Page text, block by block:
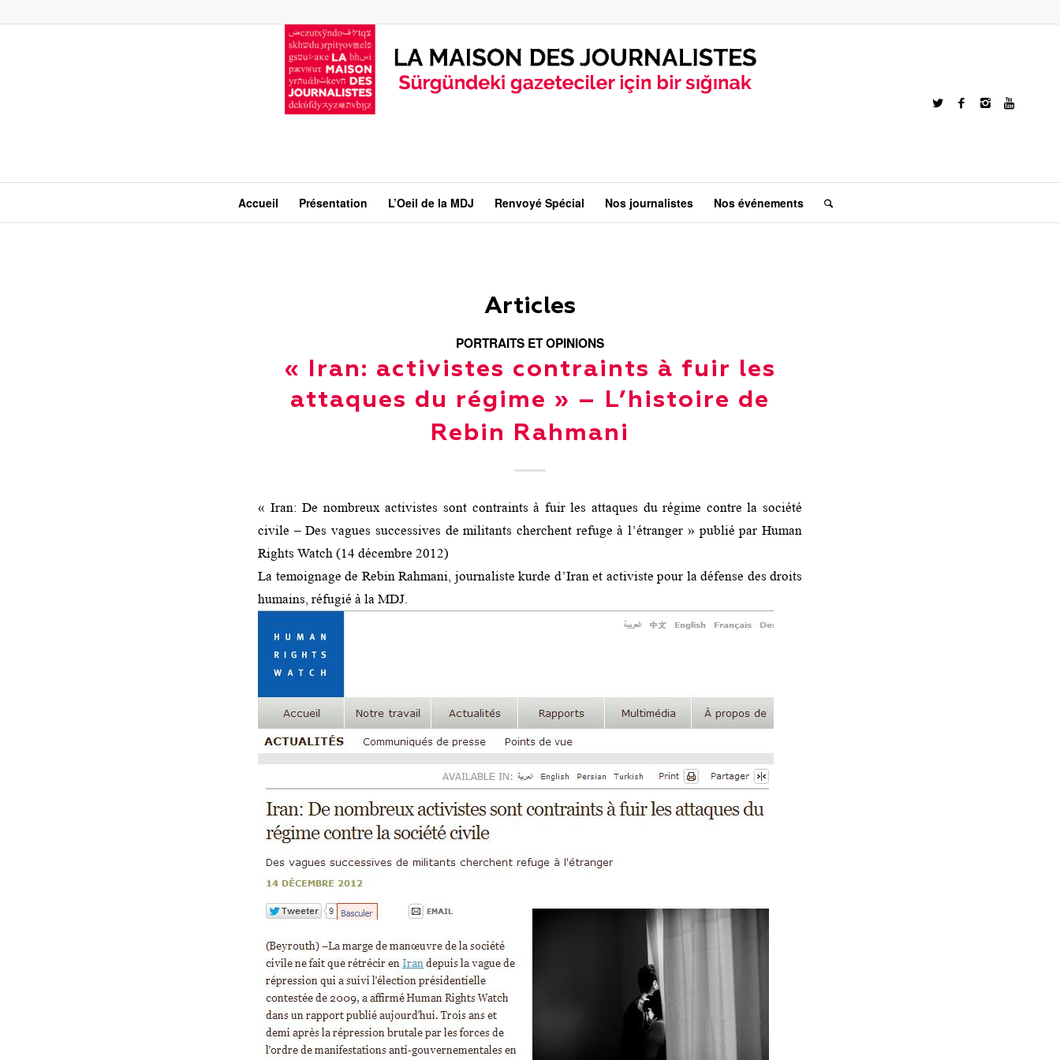
Accueil Présentation L’Oeil de la MDJ Renvoyé Spécial Nos journalistes Nos événements
Articles
PORTRAITS ET OPINIONS
« Iran: activistes contraints à fuir les
attaques du régime » – L’histoire de
Rebin Rahmani
« Iran: De nombreux activistes sont contraints à fuir les attaques du régime contre la société
civile – Des vagues successives de militants cherchent refuge à l’étranger » publié par Human
Rights Watch (14 décembre 2012)
La temoignage de Rebin Rahmani, journaliste kurde d’Iran et activiste pour la défense des droits
humains, réfugié à la MDJ.